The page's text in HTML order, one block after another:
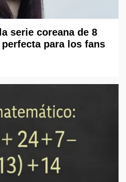
serie coreana de 8
para los fans